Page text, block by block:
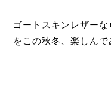
ゴートスキンレザー
をこの秋冬、楽しんで